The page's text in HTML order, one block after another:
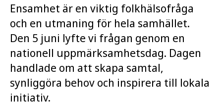
Ensamhet är en viktig folkhälsofråga
och en utmaning för hela samhället.
Den 5 juni lyfte vi frågan genom en
nationell uppmärksamhetsdag. Dagen
handlade om att skapa samtal,
synliggöra behov och inspirera till lokala
initiativ.